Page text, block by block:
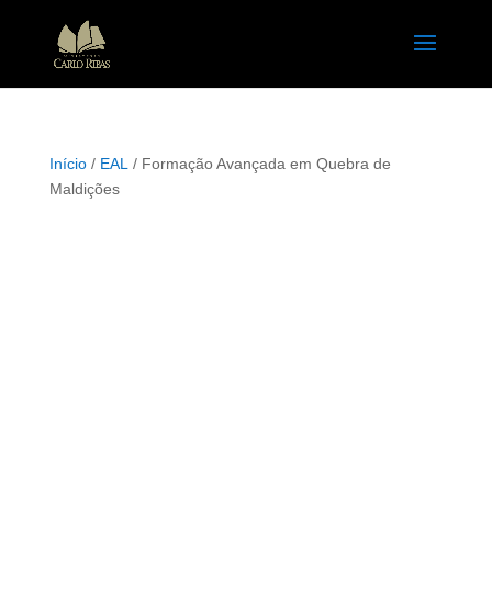
Início/ EAL / Formação Avançada em Quebra de
Maldições